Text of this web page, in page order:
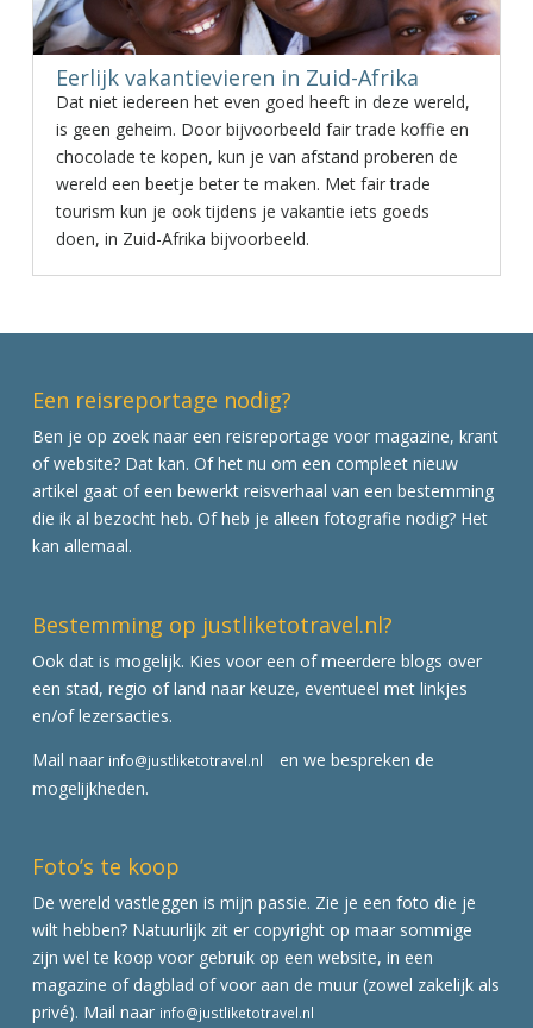
Eerlijk vakantievieren in Zuid-Afrika
Dat niet iedereen het even goed heeft in deze wereld,
is geen geheim. Door bijvoorbeeld fair trade koffie en
chocolade te kopen, kun je van afstand proberen de
wereld een beetje beter te maken. Met fair trade
tourism kun je ook tijdens je vakantie iets goeds
doen, in Zuid-Afrika bijvoorbeeld.
Een reisreportage nodig?
Ben je op zoek naar een reisreportage voor magazine, krant
of website? Dat kan. Of het nu om een compleet nieuw
artikel gaat of een bewerkt reisverhaal van een bestemming
die ik al bezocht heb. Of heb je alleen fotografie nodig? Het
kan allemaal.
Bestemming op justliketotravel.nl?
Ook dat is mogelijk. Kies voor een of meerdere blogs over
een stad, regio of land naar keuze, eventueel met linkjes
en/of lezersacties.
Mail naar info@justliketotravel.nl
en we bespreken de
mogelijkheden.
Foto’s te koop
De wereld vastleggen is mijn passie. Zie je een foto die je
wilt hebben? Natuurlijk zit er copyright op maar sommige
zijn wel te koop voor gebruik op een website, in een
magazine of dagblad of voor aan de muur (zowel zakelijk als
privé). Mail naar info@justliketotravel.nl